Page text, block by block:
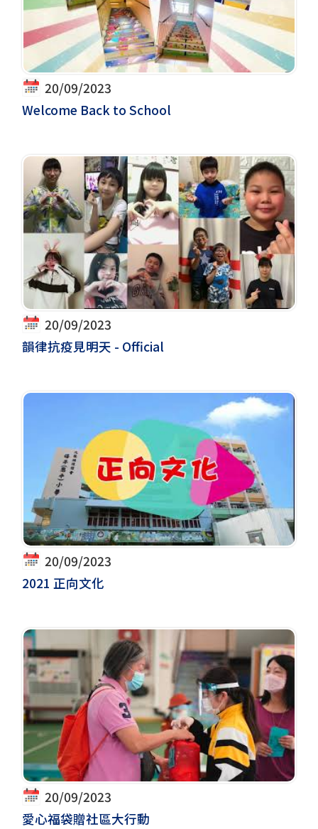
20/09/2023
Welcome Back to School
20/09/2023
韻律抗疫見明天 - Official
20/09/2023
2021 正向文化
20/09/2023
愛心福袋贈社區大行動